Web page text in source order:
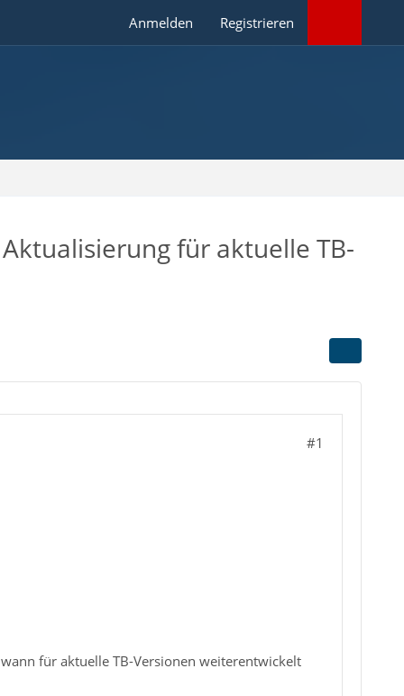
Anmelden Registrieren
für aktuelle TB-
#1
für aktuelle TB-Versionen weiterentwickelt